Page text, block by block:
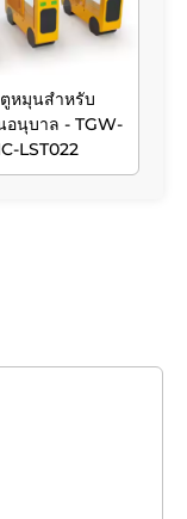
หมุนสำหรับ
อนุบาล - TGW-
LST022